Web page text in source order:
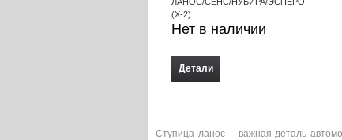
(X-2)...
Нет в наличии
Детали
Ступица ланос – важная деталь